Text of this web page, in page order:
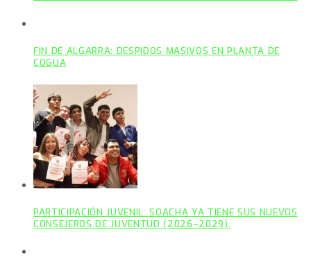
FIN DE ALGARRA: DESPIDOS MASIVOS EN PLANTA DE
COGUA
PARTICIPACIÓN JUVENIL: SOACHA YA TIENE SUS NUEVOS
CONSEJEROS DE JUVENTUD (2026–2029).